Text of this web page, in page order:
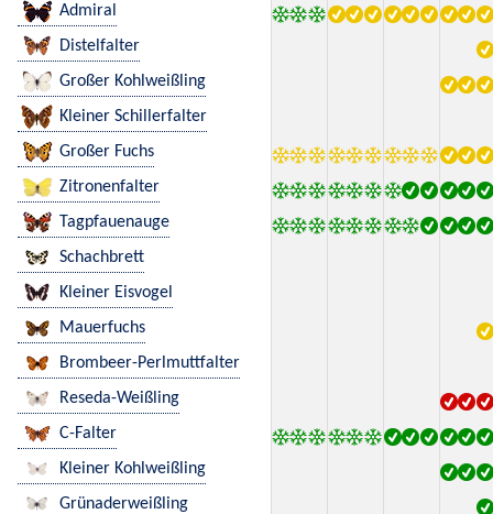
Admiral
Distelfalter
Großer Kohlweißling
Kleiner Schillerfalter
Großer Fuchs
Zitronenfalter
Tagpfauenauge
Schachbrett
Kleiner Eisvogel
Mauerfuchs
Brombeer-Perlmuttfalter
Reseda-Weißling
C-Falter
Kleiner Kohlweißling
Grünaderweißling